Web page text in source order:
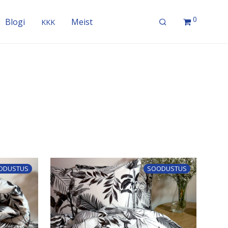
Blogi KKK Meist 0
SOODUSTUS